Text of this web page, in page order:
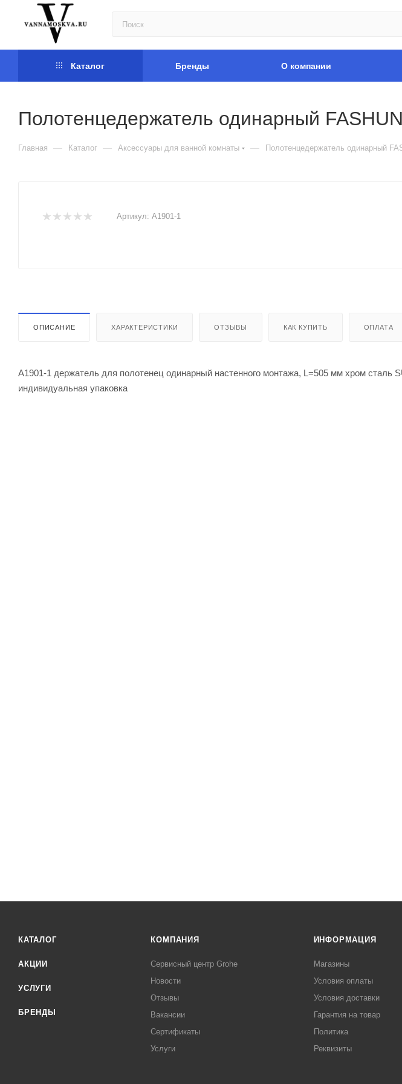
Каталог Бренды О компании
Полотенцедержатель одинарный
Главная — Каталог — Аксессуары для ванной комнаты — Полотенцедержатель одинарный
Артикул: A1901-1
ОПИСАНИЕ ХАРАКТЕРИСТИКИ ОТЗЫВЫ КАК КУПИТЬ ОПЛАТА
A1901-1 держатель для полотенец одинарный настенного монтажа, L=505 мм хром сталь
индивидуальная упаковка
КАТАЛОГ
АКЦИИ
УСЛУГИ
БРЕНДЫ
КОМПАНИЯ
Сервисный центр Grohe
Новости
Отзывы
Вакансии
Сертификаты
Услуги
ИНФОРМАЦИЯ
Магазины
Условия оплаты
Условия доставки
Гарантия на товар
Политика
Реквизиты